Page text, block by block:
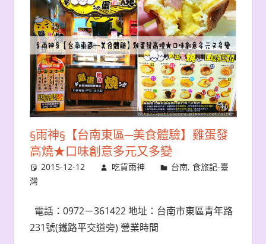
§雨神§【台南東區─美食體驗】雞蛋發
高燒★口味創意多元又多變
2015-12-12 吃貨雨神 台南,食旅記-臺
灣
電話：0972－361422 地址：台南市東區青年路
231號(鐵路平交道旁) 營業時間